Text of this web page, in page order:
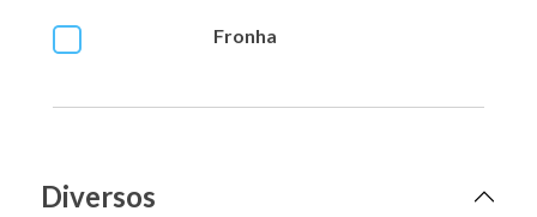
Fronha
Diversos